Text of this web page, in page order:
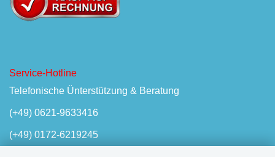
Service-Hotline
Telefonische Ünterstützung & Beratung
(+49) 0621-9633416
(+49) 0172-6219245